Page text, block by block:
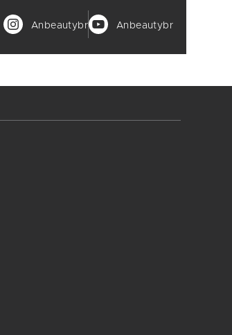
Anbeautybr Anbeautybr